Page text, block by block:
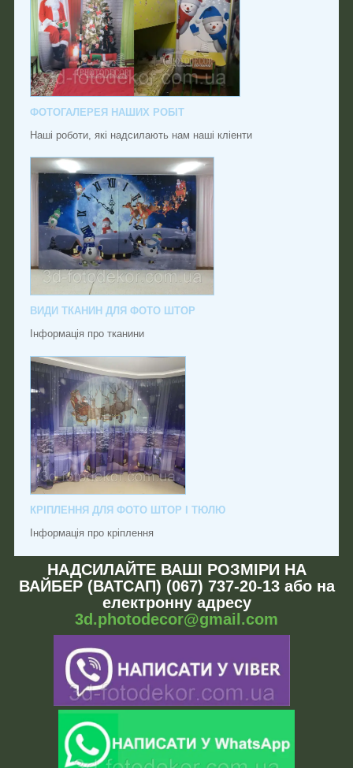
ФОТОГАЛЕРЕЯ НАШИХ РОБІТ
Наші роботи, які надсилають нам наші кліенти
ВИДИ ТКАНИН ДЛЯ ФОТО ШТОР
Інформація про тканини
КРІПЛЕННЯ ДЛЯ ФОТО ШТОР І ТЮЛЮ
Інформація про кріплення
НАДСИЛАЙТЕ ВАШІ РОЗМІРИ НА
ВАЙБЕР (ВАТСАП) (067) 737-20-13 або на
електронну адресу
3d.photodecor@gmail.com